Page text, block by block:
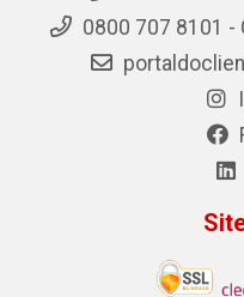
0800 707 8101 -